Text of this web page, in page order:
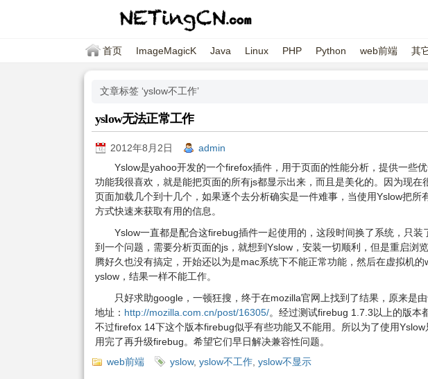
首页 ImageMagicK Java Linux PHP Python web前端 其
文章标签 ‘yslow不工作’
yslow无法正常工作
2012年8月2日 admin
Yslow是yahoo开发的一个firefox插件，用于页面的性能分析，提供一些
功能我很喜欢，就是能把页面的所有js都显示出来，而且是美化的。因为现
页面加载几个到十几个，如果逐个去分析确实是一件难事，当使用Yslow把所
方式快速来获取有用的信息。
Yslow一直都是配合这firebug插件一起使用的，这段时间换了系统，只
到一个问题，需要分析页面的js，就想到Yslow，安装一切顺利，但是重启浏
腾好久也没有搞定，开始还以为是mac系统下不能正常功能，然后在虚拟机
yslow，结果一样不能工作。
只好求助google，一顿狂搜，终于在mozilla官网上找到了结果，原来是
地址： http://mozilla.com.cn/post/16305/。经过测试firebug 1.7.3以上的版本
不过firefox 14下这个版本firebug似乎有些功能又不能用。所以为了使用
用完了再升级firebug。希望它们早日解决兼容性问题。
web前端
yslow, yslow不工作 yslow不显示